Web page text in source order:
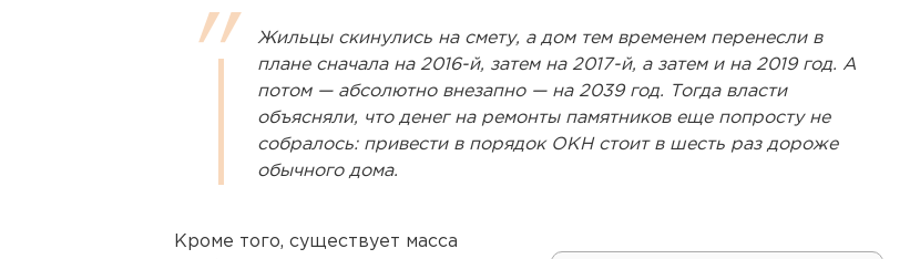
Жильцы скинулись на смету, а дом тем временем перенесли в
плане сначала на 2016-й, затем на 2017-й, а затем и на 2019 год. А
потом — абсолютно внезапно — на 2039 год. Тогда власти
объясняли, что денег на ремонты памятников еще попросту не
собралось: привести в порядок ОКН стоит в шесть раз дороже
обычного дома.
Кроме того, существует масса